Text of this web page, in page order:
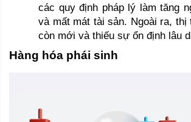
các quy định pháp lý làm tăng
và mất mát tài sản. Ngoài ra,
còn mới và thiếu sự ổn định lâu
Hàng hóa phái sinh